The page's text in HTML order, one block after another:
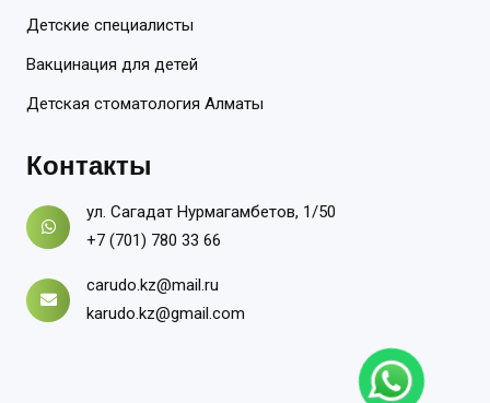
Детские специалисты
Вакцинация для детей
Детская стоматология Алматы
Контакты
ул. Сагадат Нурмагамбетов, 1/50
+7 (701) 780 33 66
carudo.kz@mail.ru
karudo.kz@gmail.com